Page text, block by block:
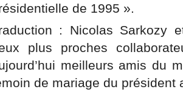
de 1995 ».
: Nicolas Sarkozy
plus proches
meilleurs amis du
de mariage du président